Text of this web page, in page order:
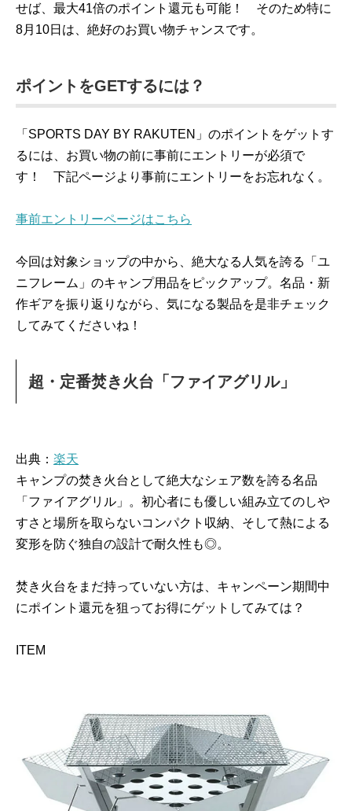
せば、最大41倍のポイント還元も可能！ そのため特に
8月10日は、絶好のお買い物チャンスです。
ポイントをGETするには？
「SPORTS DAY BY RAKUTEN」のポイントをゲットす
るには、お買い物の前に事前にエントリーが必須で
す！ 下記ページより事前にエントリーをお忘れなく。
事前エントリーページはこちら
今回は対象ショップの中から、絶大なる人気を誇る「ユ
ニフレーム」のキャンプ用品をピックアップ。名品・新
作ギアを振り返りながら、気になる製品を是非チェック
してみてくださいね！
超・定番焚き火台「ファイアグリル」
出典： 楽天
キャンプの焚き火台として絶大なシェア数を誇る名品
「ファイアグリル」。初心者にも優しい組み立てのしや
すさと場所を取らないコンパクト収納、そして熱による
変形を防ぐ独自の設計で耐久性も◎。
焚き火台をまだ持っていない方は、キャンペーン期間中
にポイント還元を狙ってお得にゲットしてみては？
ITEM